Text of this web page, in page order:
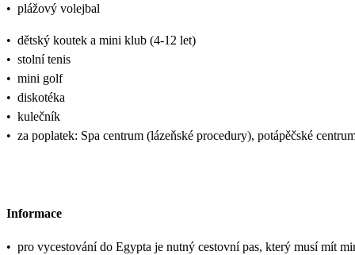
• plážový volejbal
• dětský koutek a mini klub (4-12 let)
• stolní tenis
• mini golf
• diskotéka
• kulečník
• za poplatek: Spa centrum (lázeňské procedury), potápěčské
Informace
• pro vycestování do Egypta je nutný cestovní pas, který musí mít